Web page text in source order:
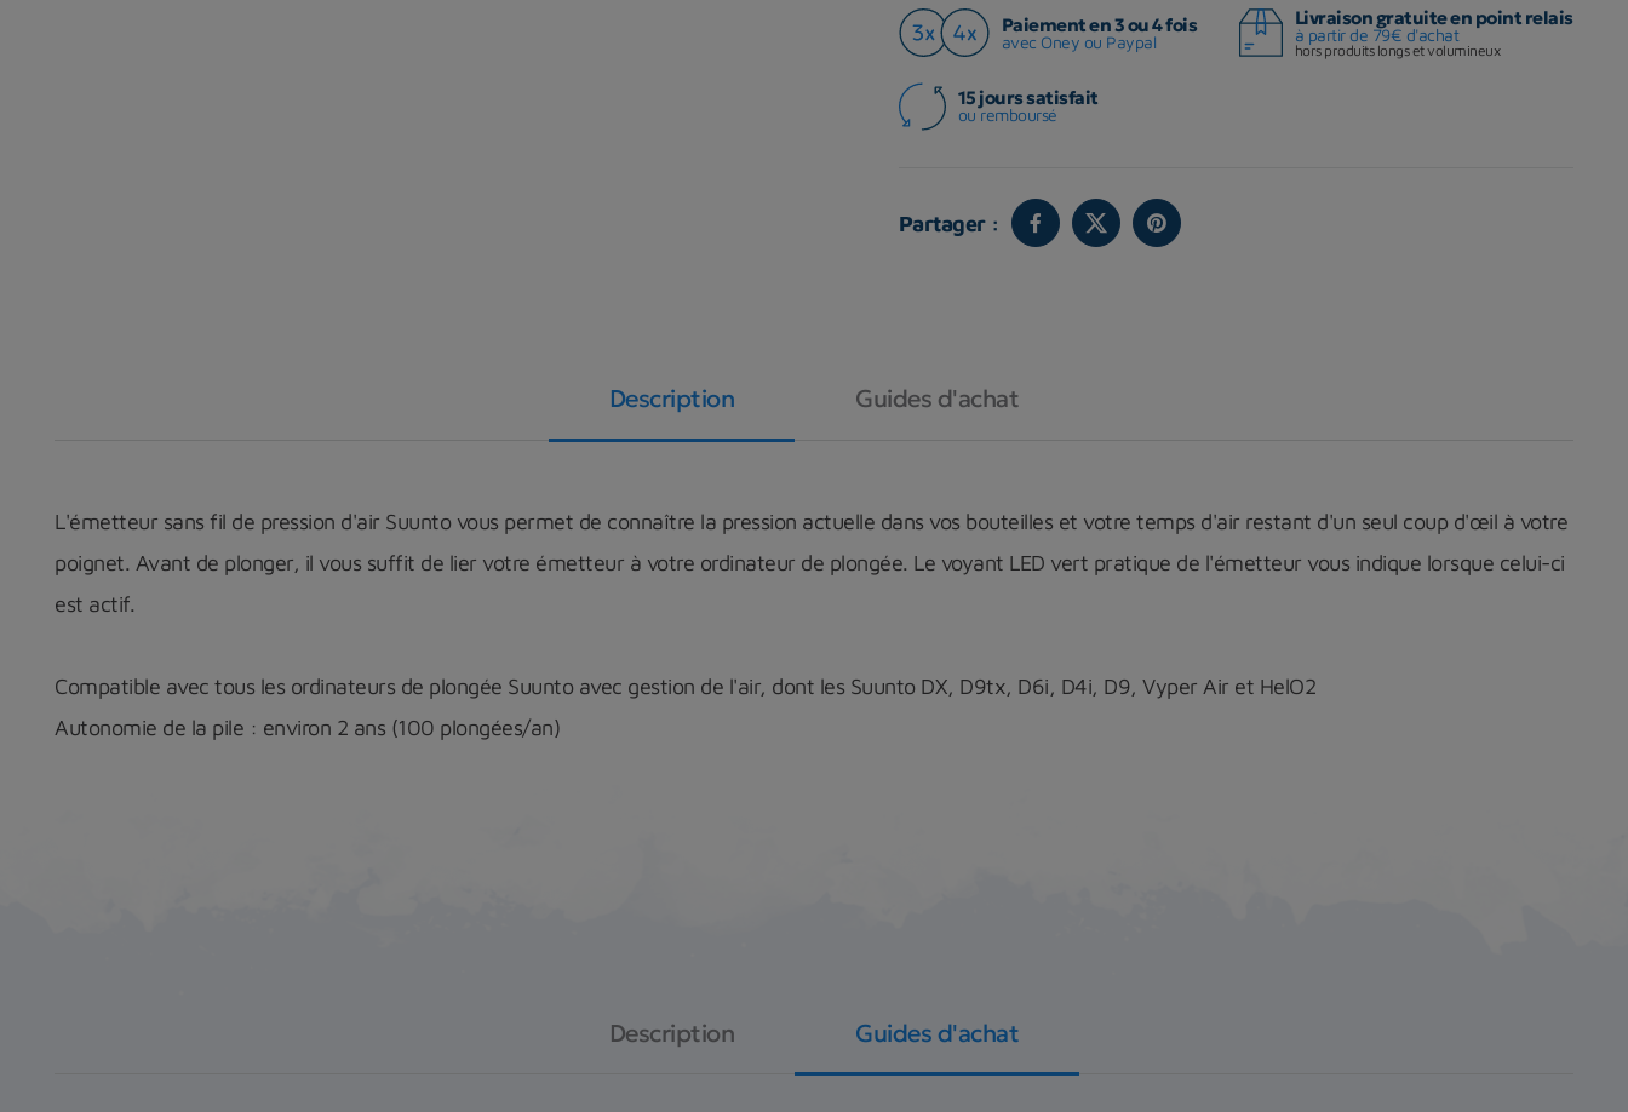
Paiement en 3 ou 4 fois
avec Oney ou Paypal
Livraison gratuite en point relais
à partir de 79€ d'achat
hors produits longs et volumineux
15 jours satisfait
ou remboursé
Partager :
Description Guides d'achat
L'émetteur sans fil de pression d'air Suunto vous permet de connaître la pression actuelle dans vos bouteilles et votre temps d'air restant d'un seul coup d'œil à votre
poignet. Avant de plonger, il vous suffit de lier votre émetteur à votre ordinateur de plongée. Le voyant LED vert pratique de l'émetteur vous indique lorsque celui-ci
est actif.
Compatible avec tous les ordinateurs de plongée Suunto avec gestion de l'air, dont les Suunto DX, D9tx, D6i, D4i, D9, Vyper Air et HelO2
Autonomie de la pile : environ 2 ans (100 plongées/an)
Description Guides d'achat